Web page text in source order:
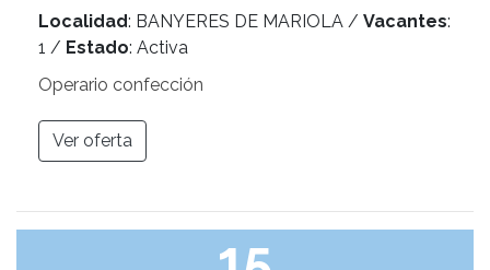
Localidad: BANYERES DE MARIOLA / Vacantes:
1 / Estado: Activa
Operario confección
Ver oferta